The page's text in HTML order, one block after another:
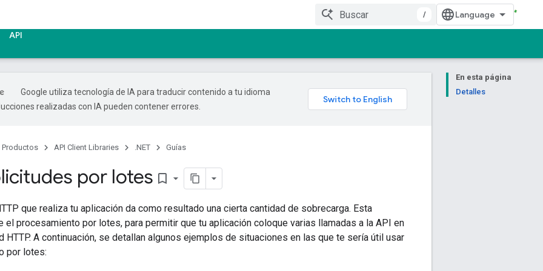
/
API
En esta página
Detalles
Google utiliza tecnología de IA para traducir contenido a tu idioma
realizadas con IA pueden contener errores.
Productos API Client Libraries .NET Guías
por lotes bookmark_border
que realiza tu aplicación da como resultado una cierta cantidad de sobrecarga. Esta
el procesamiento por lotes, para permitir que tu aplicación coloque varias llamadas a la API en
HTTP. A continuación, se detallan algunos ejemplos de situaciones en las que te sería útil usar
por lotes: